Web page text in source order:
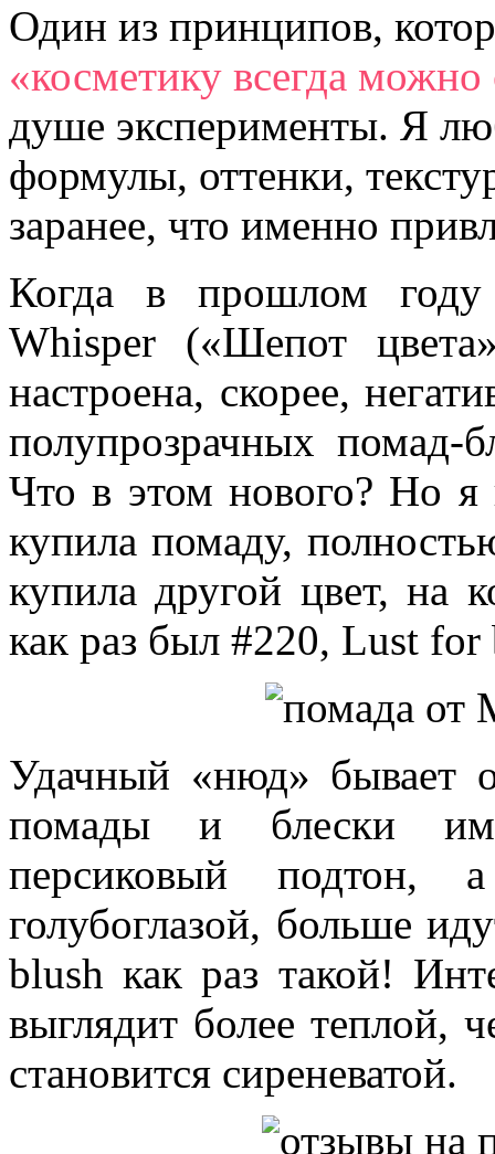
Один из принципов,
«косметику всегда
душе эксперименты. Я
формулы, оттенки,
заранее, что именно
Когда в прошлом
Whisper («Шепот
настроена, скорее,
полупрозрачных помад-
Что в этом нового? Но я
купила помаду,
купила другой цвет, на
как раз был #220, Lust for
Удачный «нюд» бывает
помады и блески
персиковый подтон,
голубоглазой, больше
blush как раз такой!
выглядит более теплой,
становится сиреневатой.